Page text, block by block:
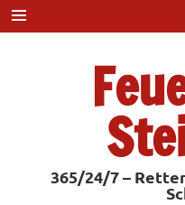
Zum
Inhalt
springen
365/24/7 –